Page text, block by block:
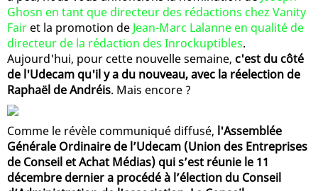
Ghosn en tant que directeur des rédactions chez Vanity
Fair et la promotion de Jean-Marc Lalanne en qualité de
directeur de la rédaction des Inrockuptibles.
Aujourd'hui, pour cette nouvelle semaine, c'est du côté
de l'Udecam qu'il y a du nouveau, avec la réelection de
Raphaël de Andréis. Mais encore ?
Comme le révèle communiqué diffusé, l'Assemblée
Générale Ordinaire de l’Udecam (Union des Entreprises
de Conseil et Achat Médias) qui s’est réunie le 11
décembre dernier a procédé à l’élection du Conseil